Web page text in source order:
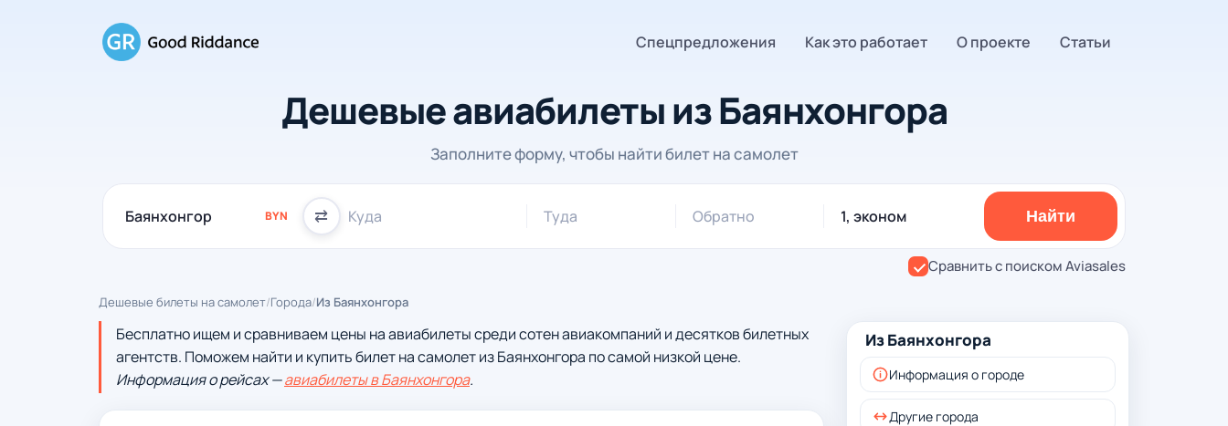
Спецпредложения Как это работает О проекте Статьи
Дешевые авиабилеты из Баянхонгора
Заполните форму, чтобы найти билет на самолет
BYN ⇄ Туда Обратно 1, эконом Найти
Сравнить с поиском Aviasales
Дешевые билеты на самолет/Города/Из Баянхонгора
Бесплатно ищем и сравниваем цены на авиабилеты среди сотен авиакомпаний и десятков билетных
агентств. Поможем найти и купить билет на самолет из Баянхонгора по самой низкой цене.
Информация о рейсах —авиабилеты в Баянхонгора.
Из Баянхонгора
Информация о городе
Другие города